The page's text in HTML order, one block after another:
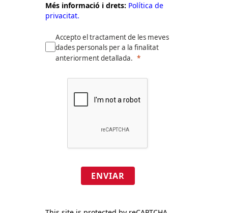
Més informació i drets: Política de
privacitat.
Accepto el tractament de les meves
dades personals per a la finalitat
anteriorment detallada.
ENVIAR